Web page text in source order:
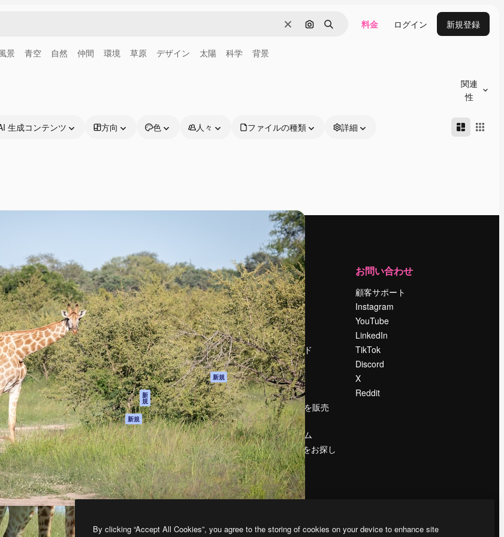
消去 画像で検索
検索 料金 ログイン 新規登録
景 青空 自然 仲間 環境 草原 デザイン 太陽 科学 背景
関連
性
生成コンテンツ 方向 色 人々 ファイルの種類 詳細
を導くためのプラ
ー、企業、代理
人以上が利用して
製品
Spaces
AI アシスタント
AI 画像生成ツール
AI 動画生成ツール
AI 音声合成ツール
ストックコンテン
ツ
Claude/ChatGPT
向けMCP
新
規
エージェント 新規
API
モバイルアプリ
すべてのMagnificツ
ール
はじめに
Academy
ドキュメント
サポート
利用規約
プライバシーポリ
シー
オリジナル 新規
クッキーポリシー
トラストセンター
アフィリエイト
法人向け
運営
料金
会社概要
Reviews
採用情報
検索トレンド
ブログ
イベント
Slidesgo
コンテンツを販売
する
プレスルーム
magnific.aiをお探し
ですか？
お問い合わせ
顧客サポート
Instagram
YouTube
LinkedIn
TikTok
Discord
X
Reddit
Company S.L.U.無断複写・転載を禁じます
By clicking “Accept All Cookies”, you agree to the storing of cookies on your device to enhance site